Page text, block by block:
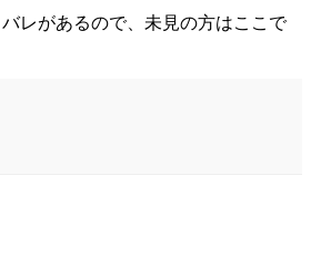
バレがあるので、未見の方はここで